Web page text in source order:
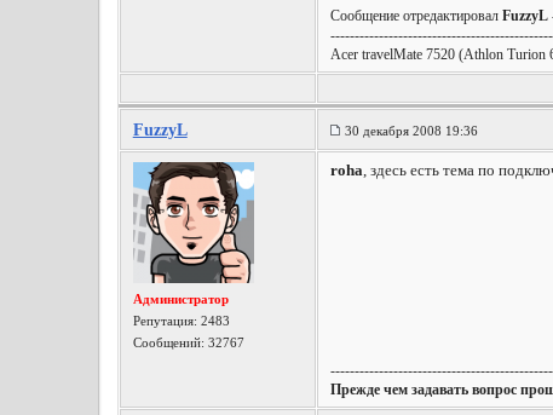
Сообщение отредактировал FuzzyL
Acer travelMate 7520 (Athlon
FuzzyL 30 декабря 2008 19:36
Администратор
Репутация: 2483
Сообщений: 32767
roha, здесь есть тема по
Прежде чем задавать вопрос